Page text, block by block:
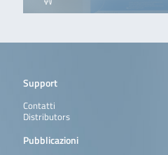
Support
Contatti
Distributors
Pubblicazioni